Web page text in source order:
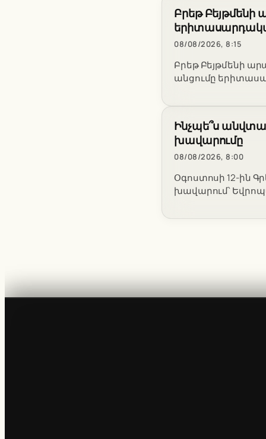
Բրեթ Բեյթմենի
08/08/2026, 8:15
Բրեթ Բեյթմենի
անցումը
Ինչպե՞ս
խավարումը
08/08/2026, 8:00
Օգոստոսի 12-ին
խավարում՝